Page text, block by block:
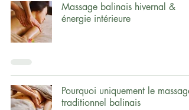
Massage balinais hivernal &
énergie intérieure
Pourquoi uniquement le massage
traditionnel balinais